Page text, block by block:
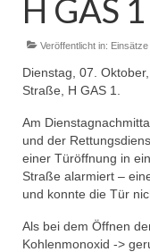
Dienstplan
Einsätze
Jugendfeuerwehr
Infos
Dienstplan
Gründung
H GAS 1
Veröffentlicht in: Einsätze
Dienstag, 07.
Straße, H GAS 1.
Am
und der
einer Türöffnung in
Straße alarmiert –
und konnte die Tür
Als bei dem Öffnen
Kohlenmonoxid ->